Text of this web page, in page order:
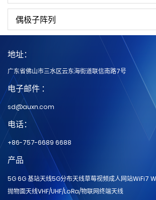
偶极子阵列
地址：
广东省佛山市三水区云东海街道联信南路7号
电子邮件 ：
sd@auxn.com
电话：
+86-757-6689 6688
产品
5G 6G 基站天线5G分布天线草莓视频成人网站WiFi7
抛物面天线VHF/UHF/LoRa/物联网终端天线